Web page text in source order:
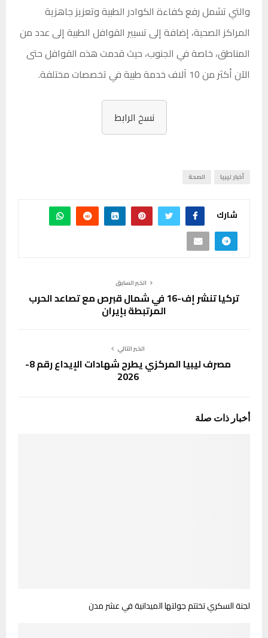
والتي تشمل رفع كفاءة الكوادر الطبية وتعزيز جاهزية
المراكز الصحية، إضافة إلى تسيير القوافل الطبية إلى عدد من
المناطق، خاصة في الجنوب، حيث قدمت هذه القوافل حتى
الآن أكثر من 10 آلاف خدمة طبية في تخصصات مختلفة.
نسخ الرابط
أخبار ليبيا الصحة
شارك
الخبر السابق
تركيا تنشر إف-16 في شمال قبرص مع تصاعد الحرب
المرتبطة بإيران
الخبر التالي
مصرف ليبيا المركزي يطرح شهادات الإيداع رقم 8-
2026
أخبار ذات صلة
لجنة السكري تختتم جولتها الميدانية في عشر مدن